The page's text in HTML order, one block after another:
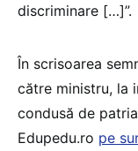
discriminare […]”.
În scrisoarea
către ministru, la
condusă de
Edupedu.ro pe